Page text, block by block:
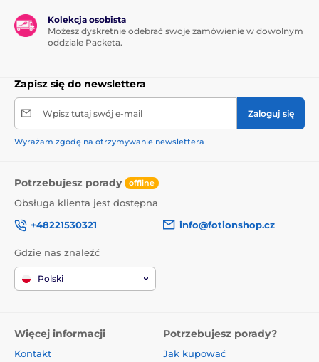
Kolekcja osobista
Możesz dyskretnie odebrać swoje zamówienie w dowolnym
oddziale Packeta.
Zapisz się do newslettera
Wpisz tutaj swój e-mail Zaloguj się
Wyrażam zgodę na otrzymywanie newslettera
Potrzebujesz porady offline
Obsługa klienta jest dostępna
+48221530321
info@fotionshop.cz
Gdzie nas znaleźć
Polski
Więcej informacji
Kontakt
Potrzebujesz porady?
Jak kupować